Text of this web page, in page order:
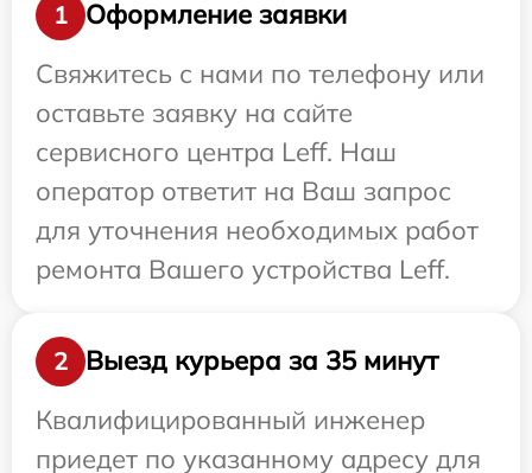
1
Оформление заявки
Свяжитесь с нами по телефону или
оставьте заявку на сайте
сервисного центра Leff. Наш
оператор ответит на Ваш запрос
для уточнения необходимых работ
ремонта Вашего устройства Leff.
2
Выезд курьера за 35 минут
Квалифицированный инженер
приедет по указанному адресу для